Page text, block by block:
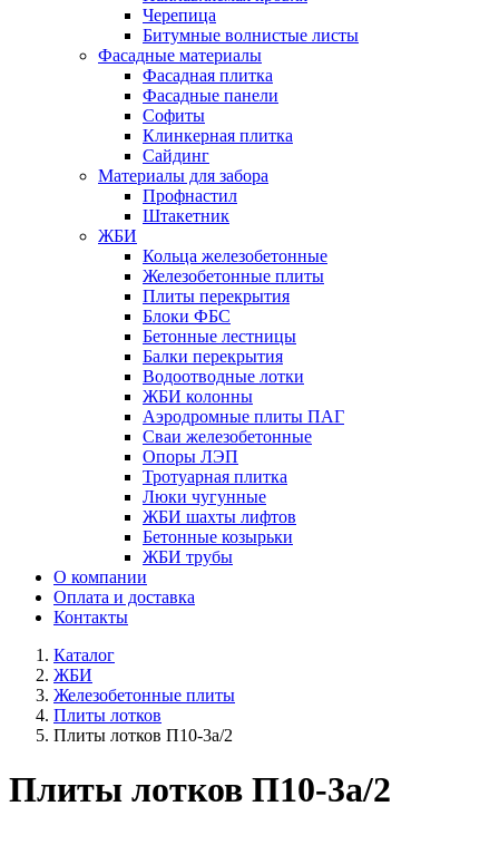
Черепица
Битумные волнистые листы
Фасадные материалы
Фасадная плитка
Фасадные панели
Софиты
Клинкерная плитка
Сайдинг
Материалы для забора
Профнастил
Штакетник
ЖБИ
Кольца железобетонные
Железобетонные плиты
Плиты перекрытия
Блоки ФБС
Бетонные лестницы
Балки перекрытия
Водоотводные лотки
ЖБИ колонны
Аэродромные плиты ПАГ
Сваи железобетонные
Опоры ЛЭП
Тротуарная плитка
Люки чугунные
ЖБИ шахты лифтов
Бетонные козырьки
ЖБИ трубы
О компании
Оплата и доставка
Контакты
Каталог
ЖБИ
Железобетонные плиты
Плиты лотков
Плиты лотков П10-3а/2
Плиты лотков П10-3а/2